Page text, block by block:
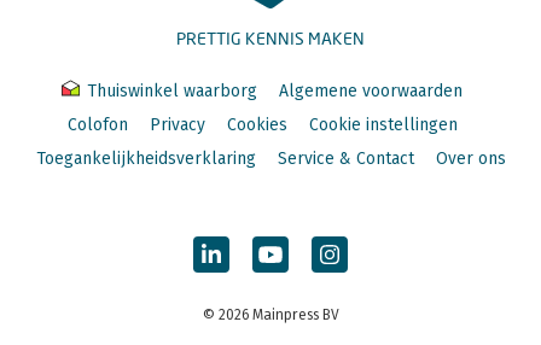
PRETTIG KENNIS MAKEN
Thuiswinkel waarborg
Algemene voorwaarden
Colofon
Privacy Cookies
Cookie instellingen
Toegankelijkheidsverklaring
Service & Contact Over ons
© 2026 Mainpress BV